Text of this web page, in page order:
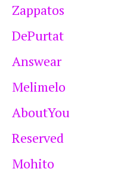
Zappatos
DePurtat
Answear
Melimelo
AboutYou
Reserved
Mohito